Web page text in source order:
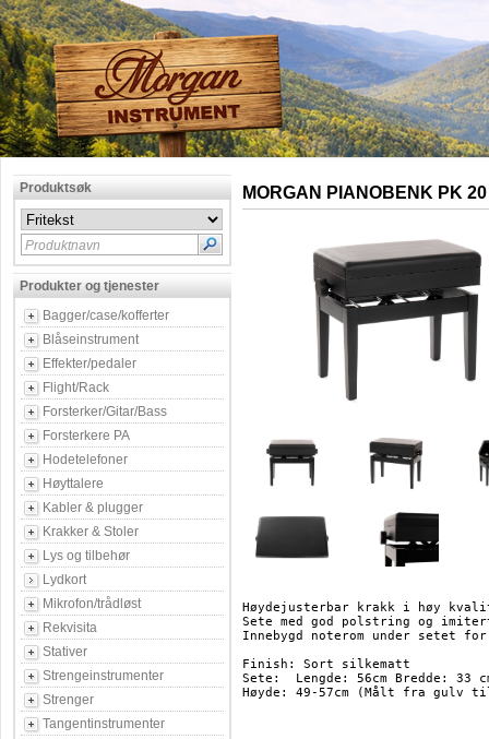
Produktsøk
Produktnavn
Produkter og tjenester
Bagger/case/kofferter
Blåseinstrument
Effekter/pedaler
Flight/Rack
Forsterker/Gitar/Bass
Forsterkere PA
Hodetelefoner
Høyttalere
Kabler & plugger
Krakker & Stoler
Lys og tilbehør
Lydkort
Mikrofon/trådløst
Rekvisita
Stativer
Strengeinstrumenter
Strenger
Tangentinstrumenter
MORGAN PIANOBENK PK
Høydejusterbar krakk i høy
Sete med god polstring og
Innebygd noterom under setet
Finish: Sort silkematt
Sete:  Lengde: 56cm Bredde: 33
Høyde: 49-57cm (Målt fra gulv